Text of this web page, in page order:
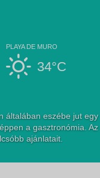
34°C
PLAYA DE MURO
általában eszébe jut egy
a gasztronómia.
ajánlatait.